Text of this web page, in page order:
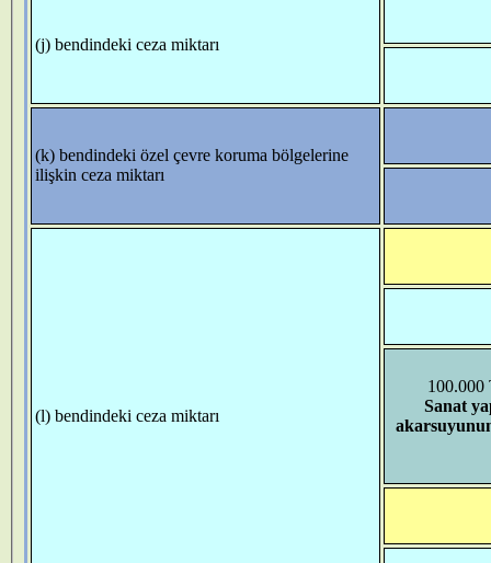
(j) bendindeki ceza miktarı
(k) bendindeki özel çevre koruma bölgelerine
ilişkin ceza miktarı
(l) bendindeki ceza miktarı
100.000
Sanat